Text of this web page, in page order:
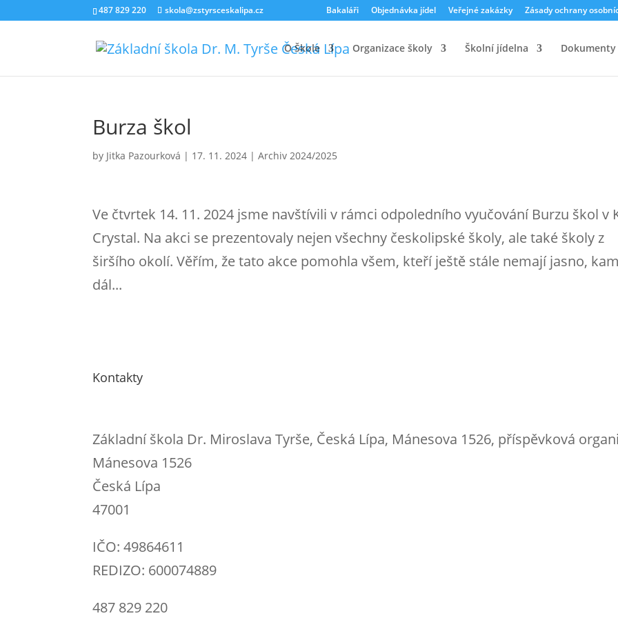
487 829 220 skola@zstyrsceskalipa.cz Bakaláři Objednávka jídel Veřejné zakázky Zásady ochrany
O Škole Organizace školy Školní jídelna Dokumenty
Burza škol
by Jitka Pazourková | 17. 11. 2024 |Archiv 2024/2025
Ve čtvrtek 14. 11. 2024 jsme navštívili v rámci odpoledního vyučování Burzu škol v
Crystal. Na akci se prezentovaly nejen všechny českolipské školy, ale také školy z
širšího okolí. Věřím, že tato akce pomohla všem, kteří ještě stále nemají jasno, kam
dál...
Kontakty
Základní škola Dr. Miroslava Tyrše, Česká Lípa, Mánesova 1526, příspěvková
Mánesova 1526
Česká Lípa
47001
IČO: 49864611
REDIZO: 600074889
487 829 220